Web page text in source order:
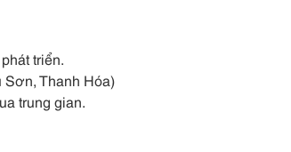
triển.
Sơn, Thanh Hóa)
trung gian.